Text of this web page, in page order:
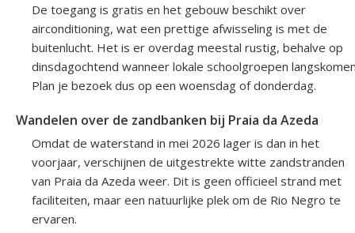
De toegang is gratis en het gebouw beschikt over
airconditioning, wat een prettige afwisseling is met de
buitenlucht. Het is er overdag meestal rustig, behalve op
dinsdagochtend wanneer lokale schoolgroepen
Plan je bezoek dus op een woensdag of donderdag.
Wandelen over de zandbanken bij Praia da Azeda
Omdat de waterstand in mei 2026 lager is dan in het
voorjaar, verschijnen de uitgestrekte witte zandstranden
van Praia da Azeda weer. Dit is geen officieel strand met
faciliteiten, maar een natuurlijke plek om de Rio Negro te
ervaren.